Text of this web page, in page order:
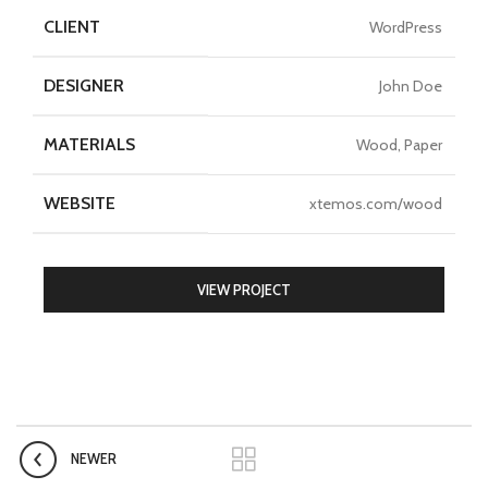
CLIENT WordPress
DESIGNER John Doe
MATERIALS Wood, Paper
WEBSITE xtemos.com/wood
VIEW PROJECT
NEWER